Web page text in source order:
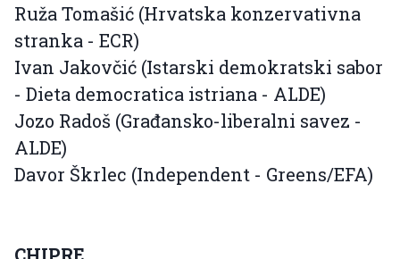
Ruža Tomašić (Hrvatska konzervativna
stranka - ECR)
Ivan Jakovčić (Istarski demokratski sabor
- Dieta democratica istriana - ALDE)
Jozo Radoš (Građansko-liberalni savez -
ALDE)
Davor Škrlec (Independent - Greens/EFA)